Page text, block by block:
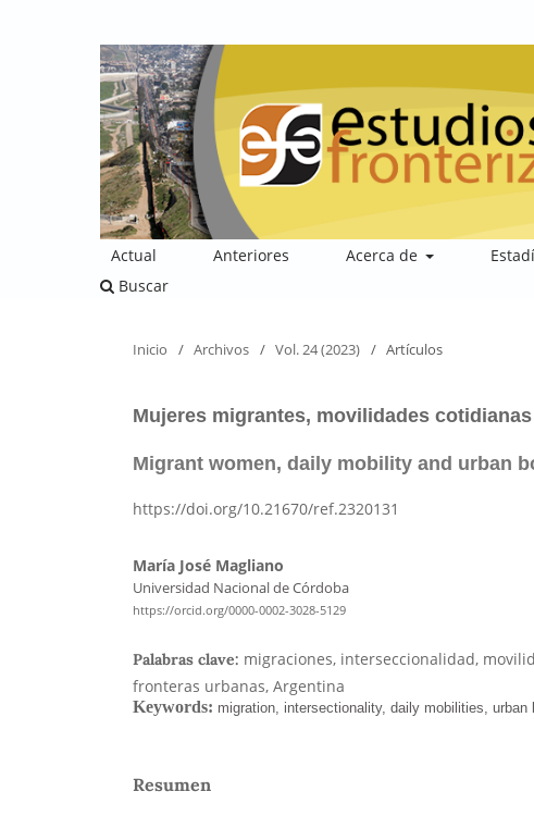
Actual Anteriores Acerca de
Buscar
Inicio / Archivos / Vol. 24 (2023) / Artículos
Mujeres migrantes, movilidades
Migrant women, daily mobility and urban
https://doi.org/10.21670/ref.2320131
María José Magliano
Universidad Nacional de Córdoba
https://orcid.org/0000-0002-3028-5129
Palabras clave: migraciones, interseccionalidad,
fronteras urbanas, Argentina
Resumen